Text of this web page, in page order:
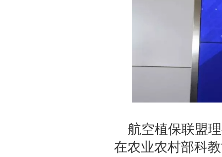
航空植保联盟
在农业农村部科